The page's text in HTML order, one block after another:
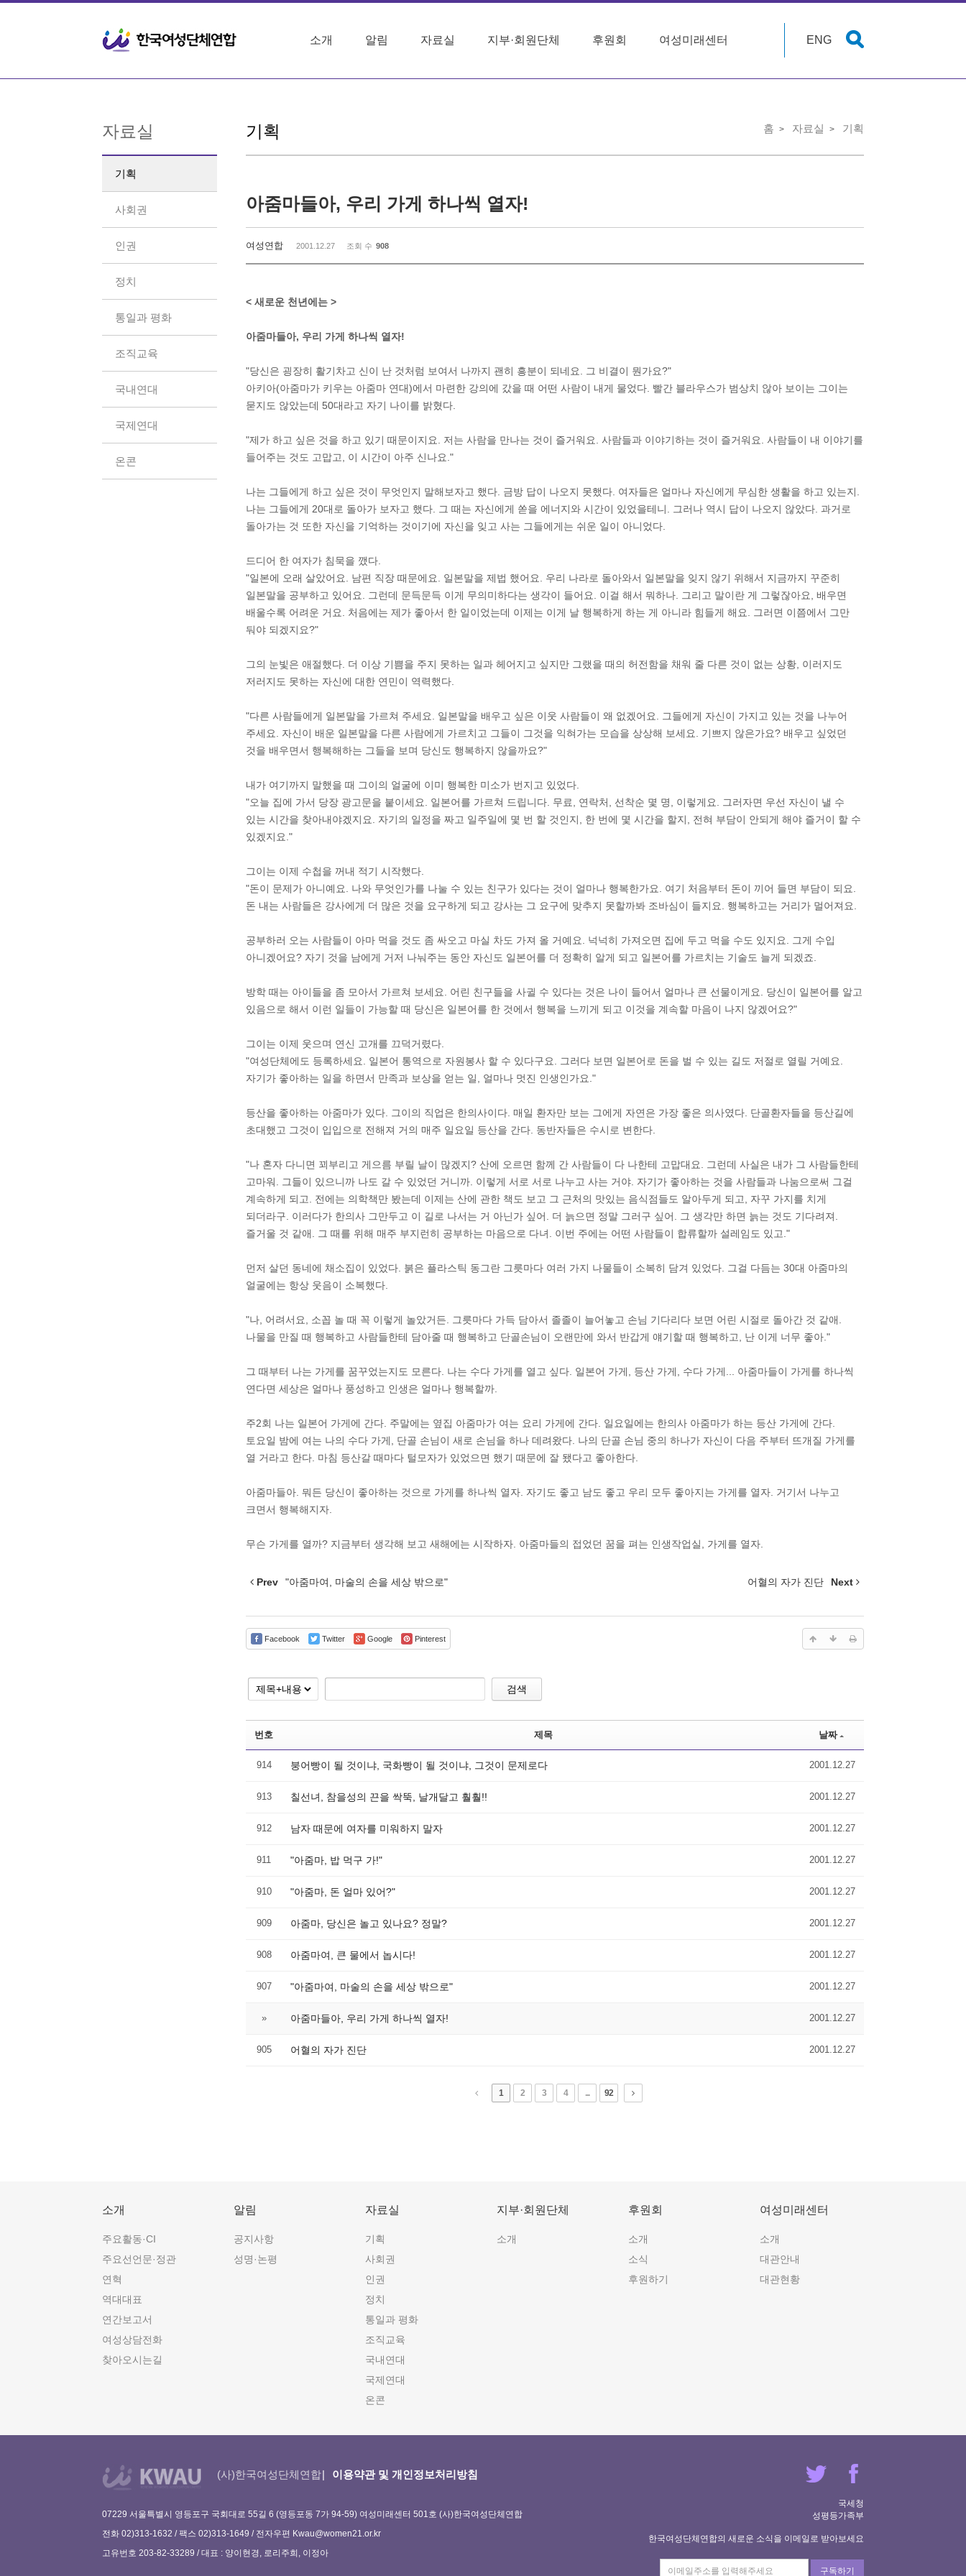
소개 알림 자료실 지부·회원단체 후원회 여성미래센터 ENG
자료실
기획
사회권
인권
정치
통일과 평화
조직교육
국내연대
국제연대
온콘
기획 홈 자료실 기획
아줌마들아, 우리 가게 하나씩 열자!
여성연합 2001.12.27 조회 수 908
< 새로운 천년에는 >
아줌마들아, 우리 가게 하나씩 열자!
"당신은 굉장히 활기차고 신이 난 것처럼 보여서 나까지 괜히 흥분이 되네요. 그 비결이 뭔가요?"
아키아(아줌마가 키우는 아줌마 연대)에서 마련한 강의에 갔을 때 어떤 사람이 내게 물었다. 빨간 블라우스가 범상치 않아 보이는 그이는
묻지도 않았는데 50대라고 자기 나이를 밝혔다.
"제가 하고 싶은 것을 하고 있기 때문이지요. 저는 사람을 만나는 것이 즐거워요. 사람들과 이야기하는 것이 즐거워요. 사람들이 내 이야기를
들어주는 것도 고맙고, 이 시간이 아주 신나요."
나는 그들에게 하고 싶은 것이 무엇인지 말해보자고 했다. 금방 답이 나오지 못했다. 여자들은 얼마나 자신에게 무심한 생활을 하고 있는지.
나는 그들에게 20대로 돌아가 보자고 했다. 그 때는 자신에게 쏟을 에너지와 시간이 있었을테니. 그러나 역시 답이 나오지 않았다. 과거로
돌아가는 것 또한 자신을 기억하는 것이기에 자신을 잊고 사는 그들에게는 쉬운 일이 아니었다.
드디어 한 여자가 침묵을 깼다.
"일본에 오래 살았어요. 남편 직장 때문에요. 일본말을 제법 했어요. 우리 나라로 돌아와서 일본말을 잊지 않기 위해서 지금까지 꾸준히
일본말을 공부하고 있어요. 그런데 문득문득 이게 무의미하다는 생각이 들어요. 이걸 해서 뭐하나. 그리고 말이란 게 그렇잖아요, 배우면
배울수록 어려운 거요. 처음에는 제가 좋아서 한 일이었는데 이제는 이게 날 행복하게 하는 게 아니라 힘들게 해요. 그러면 이쯤에서 그만
둬야 되겠지요?"
그의 눈빛은 애절했다. 더 이상 기쁨을 주지 못하는 일과 헤어지고 싶지만 그랬을 때의 허전함을 채워 줄 다른 것이 없는 상황, 이러지도
저러지도 못하는 자신에 대한 연민이 역력했다.
"다른 사람들에게 일본말을 가르쳐 주세요. 일본말을 배우고 싶은 이웃 사람들이 왜 없겠어요. 그들에게 자신이 가지고 있는 것을 나누어
주세요. 자신이 배운 일본말을 다른 사람에게 가르치고 그들이 그것을 익혀가는 모습을 상상해 보세요. 기쁘지 않은가요? 배우고 싶었던
것을 배우면서 행복해하는 그들을 보며 당신도 행복하지 않을까요?"
내가 여기까지 말했을 때 그이의 얼굴에 이미 행복한 미소가 번지고 있었다.
"오늘 집에 가서 당장 광고문을 붙이세요. 일본어를 가르쳐 드립니다. 무료, 연락처, 선착순 몇 명, 이렇게요. 그러자면 우선 자신이 낼 수
있는 시간을 찾아내야겠지요. 자기의 일정을 짜고 일주일에 몇 번 할 것인지, 한 번에 몇 시간을 할지, 전혀 부담이 안되게 해야 즐거이 할 수
있겠지요."
그이는 이제 수첩을 꺼내 적기 시작했다.
"돈이 문제가 아니예요. 나와 무엇인가를 나눌 수 있는 친구가 있다는 것이 얼마나 행복한가요. 여기 처음부터 돈이 끼어 들면 부담이 되요.
돈 내는 사람들은 강사에게 더 많은 것을 요구하게 되고 강사는 그 요구에 맞추지 못할까봐 조바심이 들지요. 행복하고는 거리가 멀어져요.
공부하러 오는 사람들이 아마 먹을 것도 좀 싸오고 마실 차도 가져 올 거예요. 넉넉히 가져오면 집에 두고 먹을 수도 있지요. 그게 수입
아니겠어요? 자기 것을 남에게 거저 나눠주는 동안 자신도 일본어를 더 정확히 알게 되고 일본어를 가르치는 기술도 늘게 되겠죠.
방학 때는 아이들을 좀 모아서 가르쳐 보세요. 어린 친구들을 사귈 수 있다는 것은 나이 들어서 얼마나 큰 선물이게요. 당신이 일본어를 알고
있음으로 해서 이런 일들이 가능할 때 당신은 일본어를 한 것에서 행복을 느끼게 되고 이것을 계속할 마음이 나지 않겠어요?"
그이는 이제 웃으며 연신 고개를 끄덕거렸다.
"여성단체에도 등록하세요. 일본어 통역으로 자원봉사 할 수 있다구요. 그러다 보면 일본어로 돈을 벌 수 있는 길도 저절로 열릴 거예요.
자기가 좋아하는 일을 하면서 만족과 보상을 얻는 일, 얼마나 멋진 인생인가요."
등산을 좋아하는 아줌마가 있다. 그이의 직업은 한의사이다. 매일 환자만 보는 그에게 자연은 가장 좋은 의사였다. 단골환자들을 등산길에
초대했고 그것이 입입으로 전해져 거의 매주 일요일 등산을 간다. 동반자들은 수시로 변한다.
"나 혼자 다니면 꾀부리고 게으름 부릴 날이 많겠지? 산에 오르면 함께 간 사람들이 다 나한테 고맙대요. 그런데 사실은 내가 그 사람들한테
고마워. 그들이 있으니까 나도 갈 수 있었던 거니까. 이렇게 서로 서로 나누고 사는 거야. 자기가 좋아하는 것을 사람들과 나눔으로써 그걸
계속하게 되고. 전에는 의학책만 봤는데 이제는 산에 관한 책도 보고 그 근처의 맛있는 음식점들도 알아두게 되고, 자꾸 가지를 치게
되더라구. 이러다가 한의사 그만두고 이 길로 나서는 거 아닌가 싶어. 더 늙으면 정말 그러구 싶어. 그 생각만 하면 늙는 것도 기다려져.
즐거울 것 같애. 그 때를 위해 매주 부지런히 공부하는 마음으로 다녀. 이번 주에는 어떤 사람들이 합류할까 설레임도 있고."
먼저 살던 동네에 채소집이 있었다. 붉은 플라스틱 동그란 그릇마다 여러 가지 나물들이 소복히 담겨 있었다. 그걸 다듬는 30대 아줌마의
얼굴에는 항상 웃음이 소복했다.
"나, 어려서요, 소꼽 놀 때 꼭 이렇게 놀았거든. 그릇마다 가득 담아서 졸졸이 늘어놓고 손님 기다리다 보면 어린 시절로 돌아간 것 같애.
나물을 만질 때 행복하고 사람들한테 담아줄 때 행복하고 단골손님이 오랜만에 와서 반갑게 얘기할 때 행복하고, 난 이게 너무 좋아."
그 때부터 나는 가게를 꿈꾸었는지도 모른다. 나는 수다 가게를 열고 싶다. 일본어 가게, 등산 가게, 수다 가게... 아줌마들이 가게를 하나씩
연다면 세상은 얼마나 풍성하고 인생은 얼마나 행복할까.
주2회 나는 일본어 가게에 간다. 주말에는 옆집 아줌마가 여는 요리 가게에 간다. 일요일에는 한의사 아줌마가 하는 등산 가게에 간다.
토요일 밤에 여는 나의 수다 가게, 단골 손님이 새로 손님을 하나 데려왔다. 나의 단골 손님 중의 하나가 자신이 다음 주부터 뜨개질 가게를
열 거라고 한다. 마침 등산갈 때마다 털모자가 있었으면 했기 때문에 잘 됐다고 좋아한다.
아줌마들아. 뭐든 당신이 좋아하는 것으로 가게를 하나씩 열자. 자기도 좋고 남도 좋고 우리 모두 좋아지는 가게를 열자. 거기서 나누고
크면서 행복해지자.
무슨 가게를 열까? 지금부터 생각해 보고 새해에는 시작하자. 아줌마들의 접었던 꿈을 펴는 인생작업실, 가게를 열자.
Prev "아줌마여, 마술의 손을 세상 밖으로" 어혈의 자가 진단 Next
Facebook Twitter Google Pinterest
검색
번호 제목 날짜
914 붕어빵이 될 것이냐, 국화빵이 될 것이냐, 그것이 문제로다 2001.12.27
913 칠선녀, 참을성의 끈을 싹뚝, 날개달고 훨훨!! 2001.12.27
912 남자 때문에 여자를 미워하지 말자 2001.12.27
911 "아줌마, 밥 먹구 가!" 2001.12.27
910 "아줌마, 돈 얼마 있어?" 2001.12.27
909 아줌마, 당신은 놀고 있나요? 정말? 2001.12.27
908 아줌마여, 큰 물에서 놉시다! 2001.12.27
907 "아줌마여, 마술의 손을 세상 밖으로" 2001.12.27
» 아줌마들아, 우리 가게 하나씩 열자! 2001.12.27
905 어혈의 자가 진단 2001.12.27
1 2 3 4 ... 92
소개
주요활동·CI
주요선언문·정관
연혁
역대대표
연간보고서
여성상담전화
찾아오시는길
알림
공지사항
성명·논평
자료실
기획
사회권
인권
정치
통일과 평화
조직교육
국내연대
국제연대
온콘
지부·회원단체
소개
후원회
소개
소식
후원하기
여성미래센터
소개
대관안내
대관현황
(사)한국여성단체연합 이용약관 및 개인정보처리방침
07229 서울특별시 영등포구 국회대로 55길 6 (영등포동 7가 94-59) 여성미래센터 501호 (사)한국여성단체연합
전화 02)313-1632 / 팩스 02)313-1649 / 전자우편 Kwau@women21.or.kr
고유번호 203-82-33289 / 대표 : 양이현경, 로리주희, 이정아
국세청
성평등가족부
한국여성단체연합의 새로운 소식을 이메일로 받아보세요
구독하기